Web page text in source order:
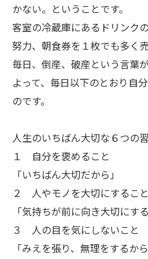
かない。ということです。
客室の冷蔵庫にあるドリンク
努力、朝食券を１枚でも多く
毎日、倒産、破産という言葉
よって、毎日以下のとおり自
のです。
人生のいちばん大切な６つの
１ 自分を褒めること
「いちばん大切だから」
２ 人やモノを大切にすること
「気持ちが前に向き大切にす
３ 人の目を気にしないこと
「みえを張り、無理をするから